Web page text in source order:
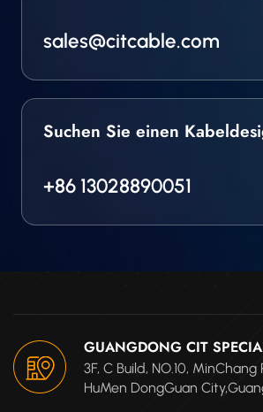
sales@citcable.com
Suchen Sie einen
+86 13028890051
GUANGDONG CIT
3F, C Build, NO.10, MinChang
HuMen DongGuan